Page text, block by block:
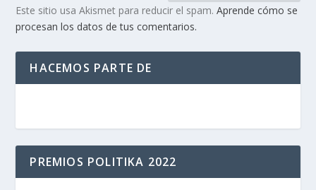
Este sitio usa Akismet para reducir el spam.Aprende cómo se
procesan los datos de tus comentarios.
HACEMOS PARTE DE
PREMIOS POLITIKA 2022